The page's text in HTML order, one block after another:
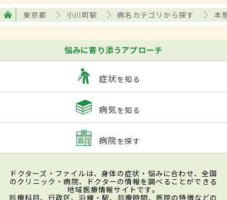
東京都 小川町駅 病名カテゴリから探す 本
悩みに寄り添うアプローチ
症状を知る
病気を知る
病院を探す
ドクターズ・ファイルは、身体の症状・悩みに合わせ、全国
のクリニック・病院、ドクターの情報を調べることができる
地域医療情報サイトです。
診療科目、行政区、沿線・駅、診療時間、医院の特徴などの